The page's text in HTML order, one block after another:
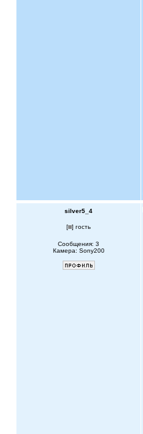
silver5_4
[ ] гость
Сообщения: 3
Камера: Sony200